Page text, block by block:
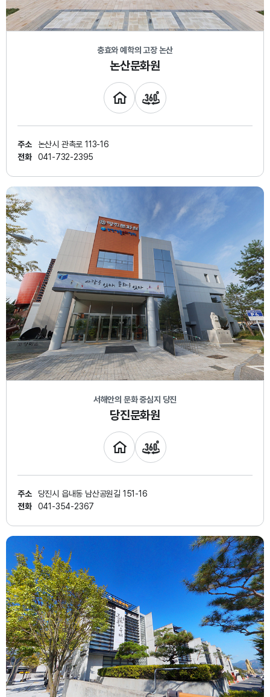
충효와 예학의 고장 논산
논산문화원
주소
논산시 관촉로 113-16
전화
041-732-2395
서해안의 문화 중심지 당진
당진문화원
주소
당진시 읍내동 남산공원길 151-16
전화
041-354-2367